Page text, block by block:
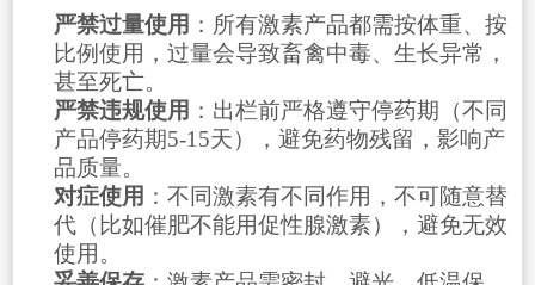
严禁过量使用 ：所有激素产品都需按体重、按
比例使用，过量会导致畜禽中毒、生长异常，
甚至死亡。
严禁违规使用 ：出栏前严格遵守停药期（不同
产品停药期5-15天），避免药物残留，影响产
品质量。
对症使用 ：不同激素有不同作用，不可随意替
代（比如催肥不能用促性腺激素），避免无效
使用。